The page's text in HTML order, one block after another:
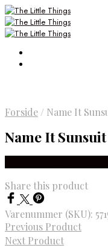
Forside / Name It
Name It
Share this product
Varenummer (SKU):
Previous Product
Next Product